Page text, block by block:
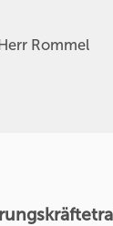
Rommel